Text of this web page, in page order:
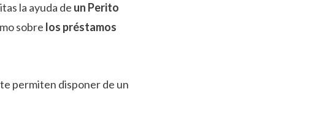
la ayuda de un Perito
sobre los préstamos
permiten disponer de un